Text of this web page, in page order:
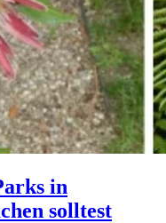
in
solltest